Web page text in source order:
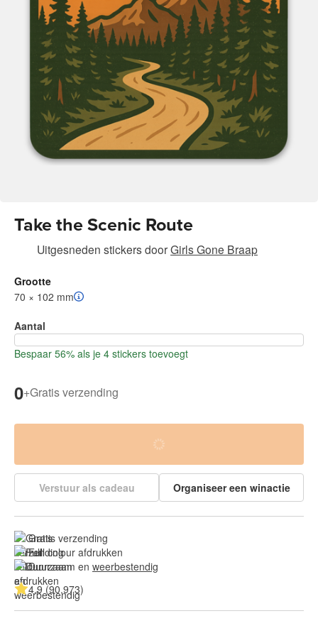
Take the Scenic Route
Uitgesneden stickersdoorGirls Gone Braap
Grootte
70 × 102 mm
Aantal
Bespaar 56% als je 4 stickers toevoegt
0+Gratis verzending
Verstuur als cadeau Organiseer een winactie
Gratis verzending
Full colour afdrukken
Duurzaam en weerbestendig
4.9 (90.973)